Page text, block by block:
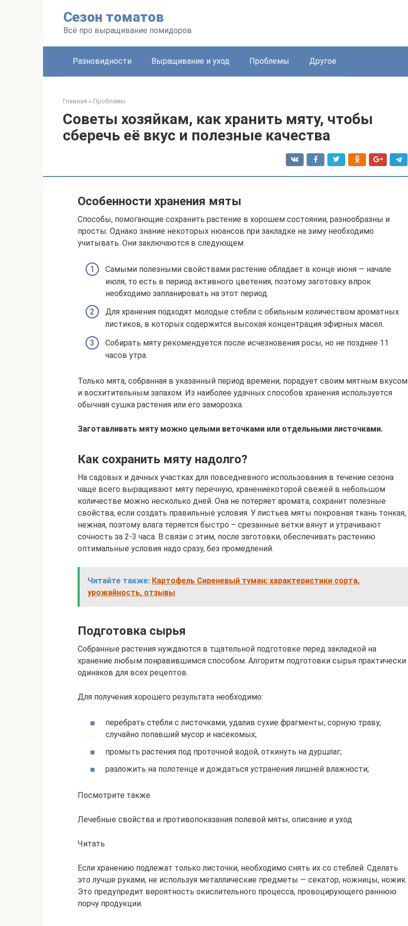
Сезон томатов
Всё про выращивание помидоров
Разновидности Выращивание и уход Проблемы Другое
Главная » Проблемы
Советы хозяйкам, как хранить мяту, чтобы
сберечь её вкус и полезные качества
Особенности хранения мяты
Способы, помогающие сохранить растение в хорошем состоянии, разнообразны и
просты. Однако знание некоторых нюансов при закладке на зиму необходимо
учитывать. Они заключаются в следующем:
Самыми полезными свойствами растение обладает в конце июня — начале
июля, то есть в период активного цветения, поэтому заготовку впрок
необходимо запланировать на этот период.
Для хранения подходят молодые стебли с обильным количеством ароматных
листиков, в которых содержится высокая концентрация эфирных масел.
Собирать мяту рекомендуется после исчезновения росы, но не позднее 11
часов утра.
Только мята, собранная в указанный период времени, порадует своим мятным вкусом
и восхитительным запахом. Из наиболее удачных способов хранения используется
обычная сушка растения или его заморозка.
Заготавливать мяту можно целыми веточками или отдельными листочками.
Как сохранить мяту надолго?
На садовых и дачных участках для повседневного использования в течение сезона
чаще всего выращивают мяту перечную, хранениекоторой свежей в небольшом
количестве можно несколько дней. Она не потеряет аромата, сохранит полезные
свойства, если создать правильные условия. У листьев мяты покровная ткань тонкая,
нежная, поэтому влага теряется быстро – срезанные ветки вянут и утрачивают
сочность за 2-3 часа. В связи с этим, после заготовки, обеспечивать растению
оптимальные условия надо сразу, без промедлений.
Читайте также: Картофель Сиреневый туман: характеристики сорта,
урожайность, отзывы
Подготовка сырья
Собранные растения нуждаются в тщательной подготовке перед закладкой на
хранение любым понравившимся способом. Алгоритм подготовки сырья практически
одинаков для всех рецептов.
Для получения хорошего результата необходимо:
перебрать стебли с листочками, удалив сухие фрагменты, сорную траву,
случайно попавший мусор и насекомых;
промыть растения под проточной водой, откинуть на дуршлаг;
разложить на полотенце и дождаться устранения лишней влажности;
Посмотрите также
Лечебные свойства и противопоказания полевой мяты, описание и уход
Читать
Если хранению подлежат только листочки, необходимо снять их со стеблей. Сделать
это лучше руками, не используя металлические предметы — секатор, ножницы, ножик.
Это предупредит вероятность окислительного процесса, провоцирующего раннюю
порчу продукции.